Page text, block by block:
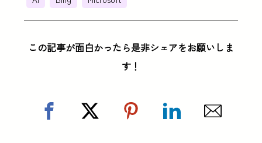
この記事が面白かったら是非シェアをお願いしま
す！